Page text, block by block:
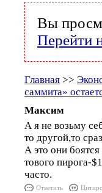
Вы
Перейти
Главная >>
саммита»
Максим
А я не возьму
то другой,то
А это они
тового пирога-
часто.
Ответить